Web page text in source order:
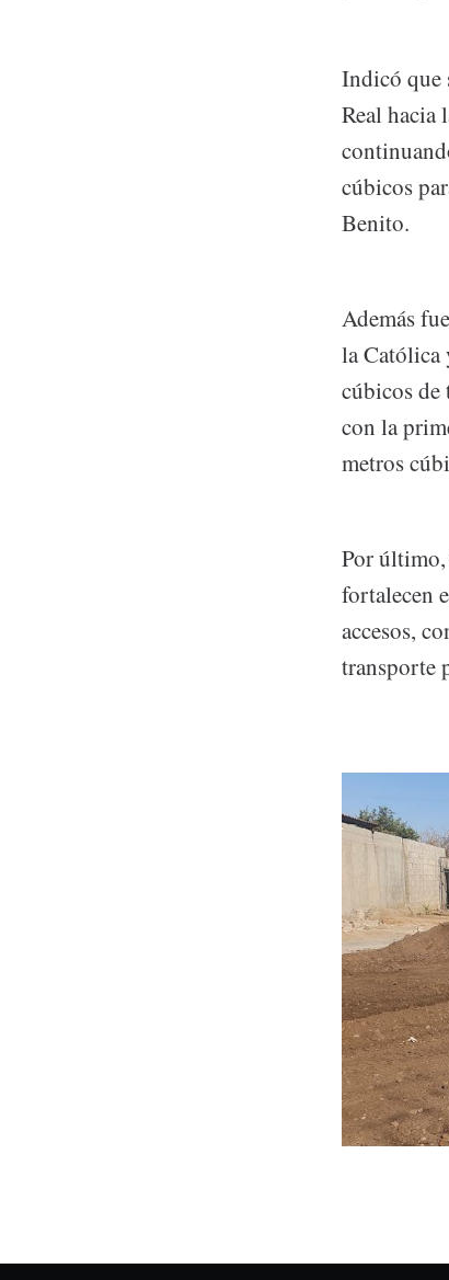
Indicó que
Real hacia
cúbicos
Benito.
Además
la Católica
cúbicos
con la
metros
Por
fortalecen
accesos,
transporte